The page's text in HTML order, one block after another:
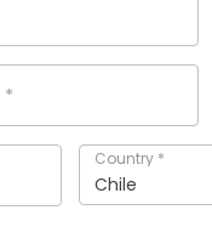
*
Country *
Chile